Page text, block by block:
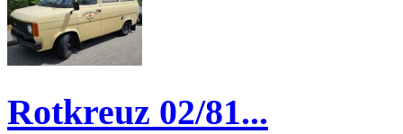
Rotkreuz 02/81...